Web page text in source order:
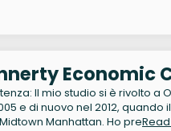
Economic
Il mio studio si è rivolto
e di nuovo nel 2012,
Manhattan. Ho pre